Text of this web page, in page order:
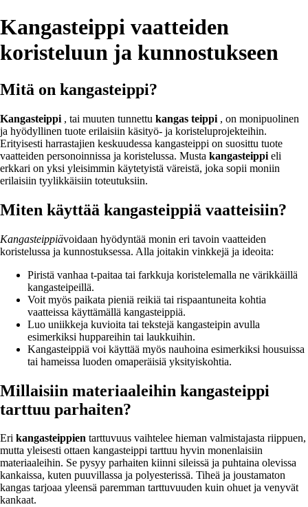
Kangasteippi vaatteiden
koristeluun ja kunnostukseen
Mitä on kangasteippi?
Kangasteippi , tai muuten tunnettu kangas teippi , on monipuolinen
ja hyödyllinen tuote erilaisiin käsityö- ja koristeluprojekteihin.
Erityisesti harrastajien keskuudessa kangasteippi on suosittu tuote
vaatteiden personoinnissa ja koristelussa. Musta kangasteippi eli
erkkari on yksi yleisimmin käytetyistä väreistä, joka sopii moniin
erilaisiin tyylikkäisiin toteutuksiin.
Miten käyttää kangasteippiä vaatteisiin?
Kangasteippiävoidaan hyödyntää monin eri tavoin vaatteiden
koristelussa ja kunnostuksessa. Alla joitakin vinkkejä ja ideoita:
Piristä vanhaa t-paitaa tai farkkuja koristelemalla ne värikkäillä
kangasteipeillä.
Voit myös paikata pieniä reikiä tai rispaantuneita kohtia
vaatteissa käyttämällä kangasteippiä.
Luo uniikkeja kuvioita tai tekstejä kangasteipin avulla
esimerkiksi huppareihin tai laukkuihin.
Kangasteippiä voi käyttää myös nauhoina esimerkiksi housuissa
tai hameissa luoden omaperäisiä yksityiskohtia.
Millaisiin materiaaleihin kangasteippi
tarttuu parhaiten?
Eri kangasteippien tarttuvuus vaihtelee hieman valmistajasta riippuen,
mutta yleisesti ottaen kangasteippi tarttuu hyvin monenlaisiin
materiaaleihin. Se pysyy parhaiten kiinni sileissä ja puhtaina olevissa
kankaissa, kuten puuvillassa ja polyesterissä. Tiheä ja joustamaton
kangas tarjoaa yleensä paremman tarttuvuuden kuin ohuet ja venyvät
kankaat.